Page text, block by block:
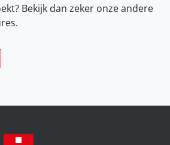
Bekijk dan zeker onzeandere